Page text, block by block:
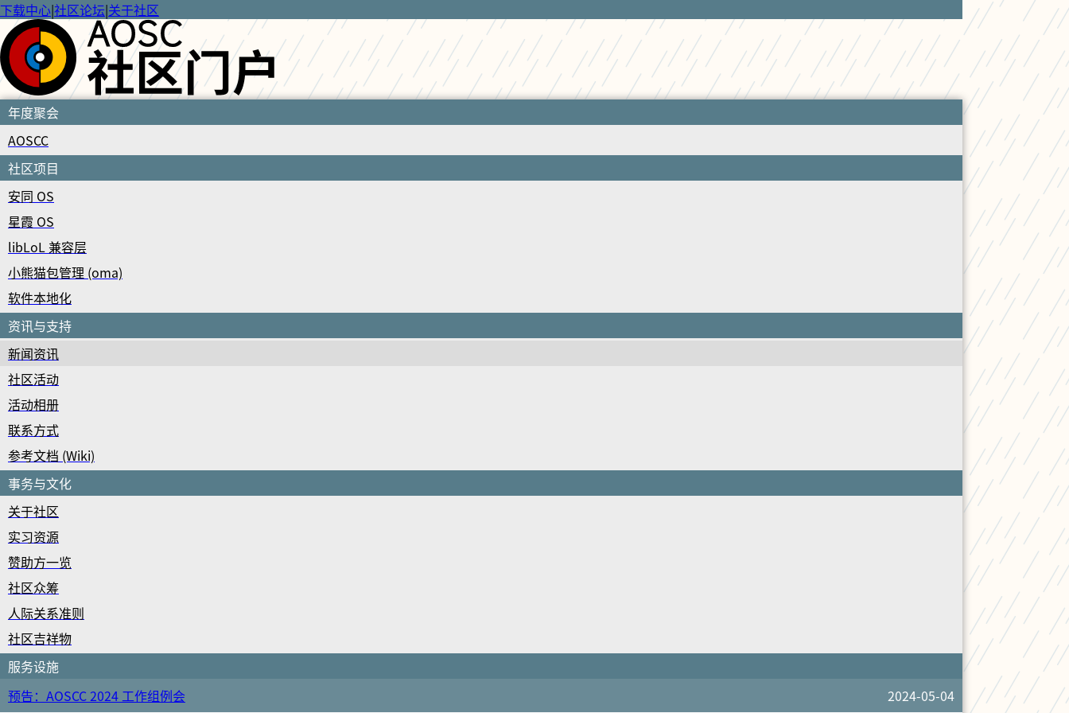
下载中心|社区论坛|关于社区
年度聚会
AOSCC
社区项目
安同 OS
星霞 OS
libLoL 兼容层
小熊猫包管理 (oma)
软件本地化
资讯与支持
新闻资讯
社区活动
活动相册
联系方式
参考文档 (Wiki)
事务与文化
关于社区
实习资源
赞助方一览
社区众筹
人际关系准则
社区吉祥物
服务设施
预告：AOSCC 2024 工作组例会
2024-05-04